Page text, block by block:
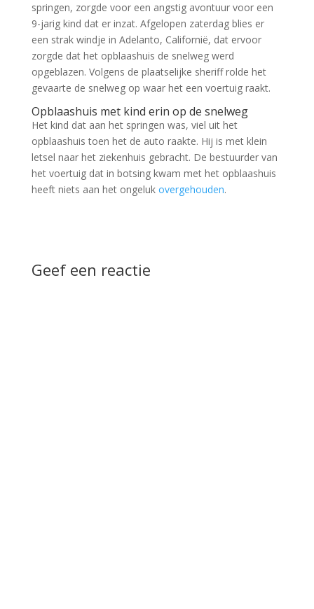
springen, zorgde voor een angstig avontuur voor een
9-jarig kind dat er inzat. Afgelopen zaterdag blies er
een strak windje in Adelanto, Californië, dat ervoor
zorgde dat het opblaashuis de snelweg werd
opgeblazen. Volgens de plaatselijke sheriff rolde het
gevaarte de snelweg op waar het een voertuig raakt.
Opblaashuis met kind erin op de snelweg
Het kind dat aan het springen was, viel uit het
opblaashuis toen het de auto raakte. Hij is met klein
letsel naar het ziekenhuis gebracht. De bestuurder van
het voertuig dat in botsing kwam met het opblaashuis
heeft niets aan het ongeluk overgehouden.
Geef een reactie